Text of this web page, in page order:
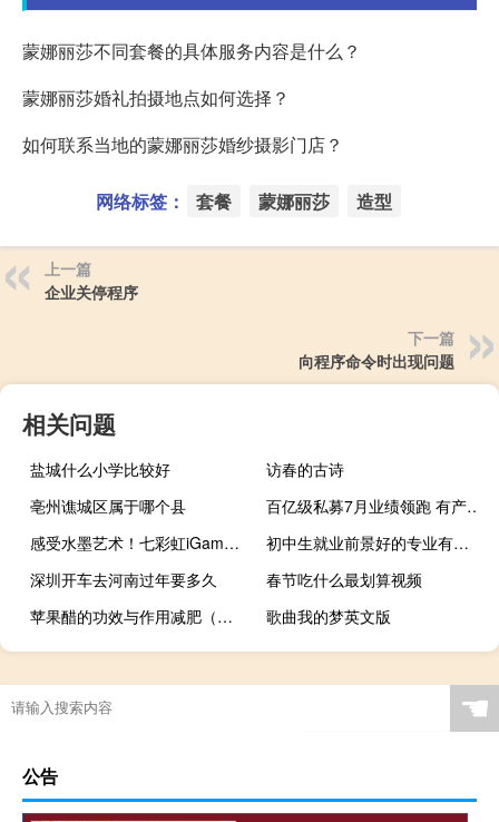
蒙娜丽莎不同套餐的具体服务内容是什么？
蒙娜丽莎婚礼拍摄地点如何选择？
如何联系当地的蒙娜丽莎婚纱摄影门店？
网络标签： 套餐 蒙娜丽莎 造型
上一篇
企业关停程序
下一篇
向程序命令时出现问题
相关问题
盐城什么小学比较好
访春的古诗
亳州谯城区属于哪个县
百亿级私募7月业绩领跑 有产品月度收益高达174%
感受水墨艺术！七彩虹iGame雾山五行联名显卡开售：RTX 4060 2799元
初中生就业前景好的专业有哪些
深圳开车去河南过年要多久
春节吃什么最划算视频
苹果醋的功效与作用减肥（苹果醋的功效与作用）
歌曲我的梦英文版
☚
公告